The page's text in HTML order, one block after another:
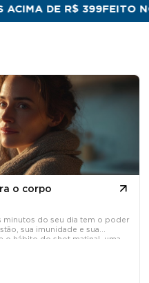
DE R$ 399 FEITO NO
o corpo
do seu dia tem o poder
sua imunidade e sua
o hábito do shot matinal, uma